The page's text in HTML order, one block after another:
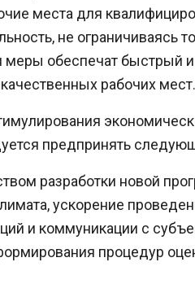
места для
не ограничиваясь
обеспечат быстрый
рабочих мест.
предпринять
разработки новой
ускорение
и коммуникации с
процедур